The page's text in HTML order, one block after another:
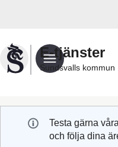
Sundsvalls
kommuns
e-
E-tjänster
Sundsvalls kommun
Testa gärna
och följa dina